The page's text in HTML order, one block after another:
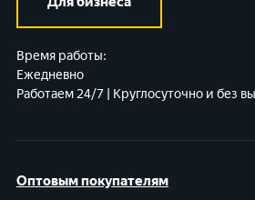
Оптовым покупателям
Время работы:
Ежедневно
Работаем 24/7 | Круглосуточно и без